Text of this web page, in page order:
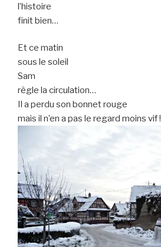
l’histoire
finit bien…
Et ce matin
sous le soleil
Sam
règle la circulation…
Il a perdu son bonnet rouge
mais il n’en a pas le regard moins vif !